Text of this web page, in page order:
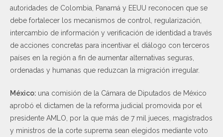
autoridades de Colombia, Panamá y EEUU reconocen que se
debe fortalecer los mecanismos de control, regularización,
intercambio de información y verificación de identidad a través
de acciones concretas para incentivar el diálogo con terceros
países en la región a fin de aumentar alternativas seguras,
ordenadas y humanas que reduzcan la migración irregular.
México: una comisión de la Cámara de Diputados de México
aprobó el dictamen de la reforma judicial promovida por el
presidente AMLO, por la que más de 7 mil jueces, magistrados
y ministros de la corte suprema sean elegidos mediante voto